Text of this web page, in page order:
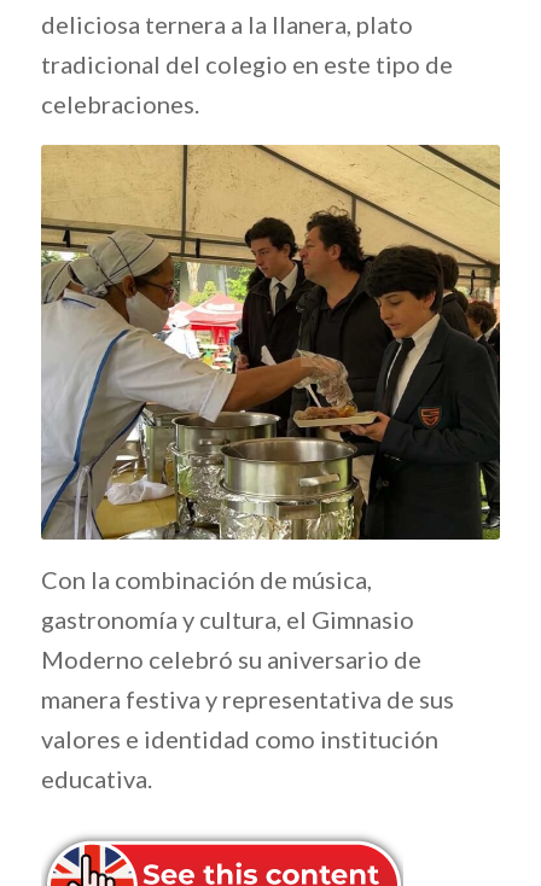
deliciosa ternera a la llanera, plato
tradicional del colegio en este tipo de
celebraciones.
Con la combinación de música,
gastronomía y cultura, el Gimnasio
Moderno celebró su aniversario de
manera festiva y representativa de sus
valores e identidad como institución
educativa.